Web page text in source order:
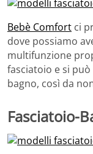
Bebè Comfort ci
dove possiamo
multifunzione
fasciatoio e si
bagno, così da
Fasciatoio-